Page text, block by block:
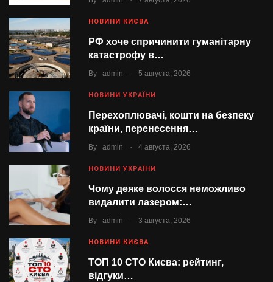
НОВИНИ КИЄВА
РФ хоче спричинити гуманітарну
катастрофу в…
By admin . 5 августа, 2026
НОВИНИ УКРАЇНИ
Перехоплювачі, кошти на безпеку
країни, перенесення…
By admin . 4 августа, 2026
НОВИНИ УКРАЇНИ
Чому деяке волосся неможливо
видалити лазером:…
By admin . 3 августа, 2026
НОВИНИ КИЄВА
ТОП 10 СТО Києва: рейтинг,
відгуки…